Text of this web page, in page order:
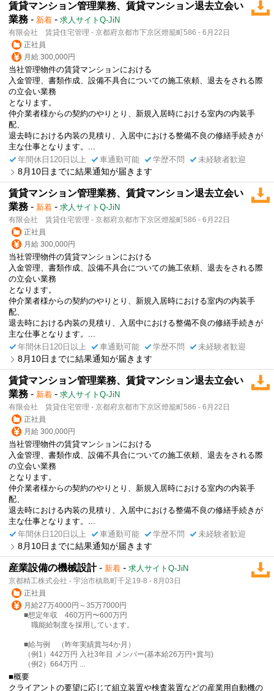
賃貸マンション管理業務、賃貸マンション退去立会い
業務 - 新着 - 求人サイトQ-JiN
有限会社 賃貸住宅管理 - 京都府京都市下京区燈籠町586 - 6月22日
正社員
月給 300,000円
当社管理物件の賃貸マンションにおける
入金管理、書類作成、設備不具合についての施工依頼、退去をされる際
の立会い業務
となります。
仲介業者様からの契約のやりとり、新規入居時における室内の内装手
配、
退去時における内装の見積り、入居中における整備不良の修繕手続きが
主な仕事となります。...
年間休日120日以上
車通勤可能 学歴不問 未経験者歓迎
8月10日までに結果通知が届きます
賃貸マンション管理業務、賃貸マンション退去立会い
業務 - 新着 - 求人サイトQ-JiN
有限会社 賃貸住宅管理 - 京都府京都市下京区燈籠町586 - 6月22日
正社員
月給 300,000円
当社管理物件の賃貸マンションにおける
入金管理、書類作成、設備不具合についての施工依頼、退去をされる際
の立会い業務
となります。
仲介業者様からの契約のやりとり、新規入居時における室内の内装手
配、
退去時における内装の見積り、入居中における整備不良の修繕手続きが
主な仕事となります。...
年間休日120日以上
車通勤可能 学歴不問 未経験者歓迎
8月10日までに結果通知が届きます
賃貸マンション管理業務、賃貸マンション退去立会い
業務 - 新着 - 求人サイトQ-JiN
有限会社 賃貸住宅管理 - 京都府京都市下京区燈籠町586 - 6月22日
正社員
月給 300,000円
当社管理物件の賃貸マンションにおける
入金管理、書類作成、設備不具合についての施工依頼、退去をされる際
の立会い業務
となります。
仲介業者様からの契約のやりとり、新規入居時における室内の内装手
配、
退去時における内装の見積り、入居中における整備不良の修繕手続きが
主な仕事となります。...
年間休日120日以上
車通勤可能 学歴不問 未経験者歓迎
8月10日までに結果通知が届きます
産業設備の機械設計- 新着 - 求人サイトQ-JiN
京都精工株式会社 - 宇治市槙島町千足19-8 - 8月03日
正社員
月給27万4000円～35万7000円
■想定年収 460万円〜600万円
職能給制度を採用しています。
■給与例 （昨年実績賞与4か月）
（例1）442万円 入社3年目 メンバー(基本給26万円+賞与)
（例2）664万円 ...
■概要
クライアントの要望に応じて組立装置や検査装置などの産業用自動機の